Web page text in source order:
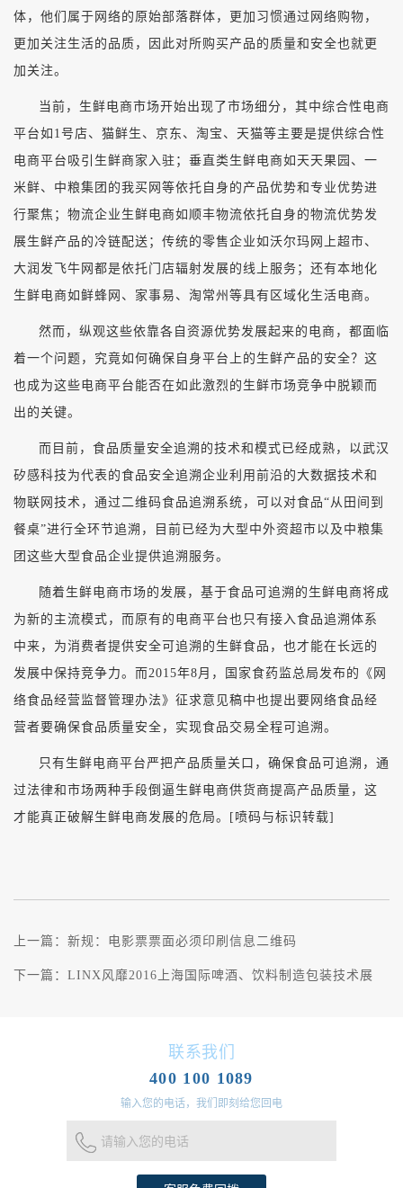
体，他们属于网络的原始部落群体，更加习惯通过网络购物，
更加关注生活的品质，因此对所购买产品的质量和安全也就更
加关注。
当前，生鲜电商市场开始出现了市场细分，其中综合性电商
平台如1号店、猫鲜生、京东、淘宝、天猫等主要是提供综合性
电商平台吸引生鲜商家入驻；垂直类生鲜电商如天天果园、一
米鲜、中粮集团的我买网等依托自身的产品优势和专业优势进
行聚焦；物流企业生鲜电商如顺丰物流依托自身的物流优势发
展生鲜产品的冷链配送；传统的零售企业如沃尔玛网上超市、
大润发飞牛网都是依托门店辐射发展的线上服务；还有本地化
生鲜电商如鲜蜂网、家事易、淘常州等具有区域化生活电商。
然而，纵观这些依靠各自资源优势发展起来的电商，都面临
着一个问题，究竟如何确保自身平台上的生鲜产品的安全？这
也成为这些电商平台能否在如此激烈的生鲜市场竞争中脱颖而
出的关键。
而目前，食品质量安全追溯的技术和模式已经成熟，以武汉
矽感科技为代表的食品安全追溯企业利用前沿的大数据技术和
物联网技术，通过二维码食品追溯系统，可以对食品“从田间到
餐桌”进行全环节追溯，目前已经为大型中外资超市以及中粮集
团这些大型食品企业提供追溯服务。
随着生鲜电商市场的发展，基于食品可追溯的生鲜电商将成
为新的主流模式，而原有的电商平台也只有接入食品追溯体系
中来，为消费者提供安全可追溯的生鲜食品，也才能在长远的
发展中保持竞争力。而2015年8月，国家食药监总局发布的《网
络食品经营监督管理办法》征求意见稿中也提出要网络食品经
营者要确保食品质量安全，实现食品交易全程可追溯。
只有生鲜电商平台严把产品质量关口，确保食品可追溯，通
过法律和市场两种手段倒逼生鲜电商供货商提高产品质量，这
才能真正破解生鲜电商发展的危局。[喷码与标识转载]
上一篇： 新规：电影票票面必须印刷信息二维码
下一篇： LINX风靡2016上海国际啤酒、饮料制造包装技术展
联系我们
400 100 1089
输入您的电话，我们即刻给您回电
请输入您的电话